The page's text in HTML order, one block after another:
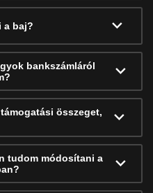
a baj?
bankszámláról
összeget,
tudom módosítani a